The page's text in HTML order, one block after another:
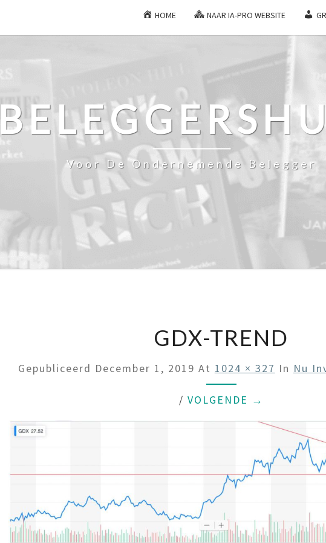
HOME NAAR IA-PRO WEBSITE
Voor De Ondernemende Belegger
GDX-TREND
Gepubliceerd December 1, 2019 At 1024 × 327 In Nu
/ VOLGENDE →